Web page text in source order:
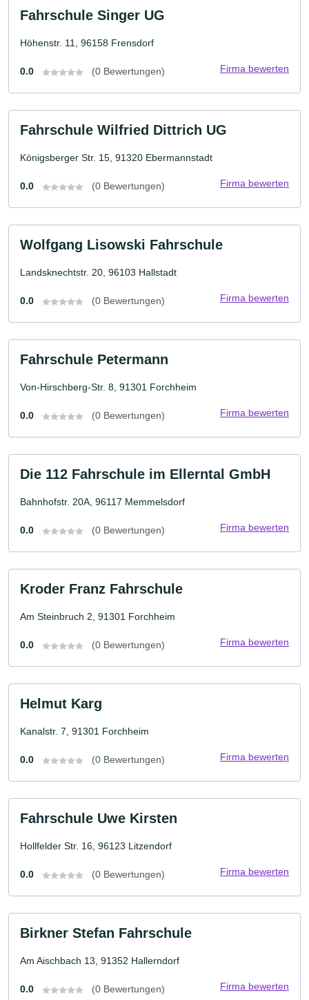
Fahrschule Singer UG
Höhenstr. 11, 96158 Frensdorf
0.0 (0 Bewertungen) Firma bewerten
Fahrschule Wilfried Dittrich UG
Königsberger Str. 15, 91320 Ebermannstadt
0.0 (0 Bewertungen) Firma bewerten
Wolfgang Lisowski Fahrschule
Landsknechtstr. 20, 96103 Hallstadt
0.0 (0 Bewertungen) Firma bewerten
Fahrschule Petermann
Von-Hirschberg-Str. 8, 91301 Forchheim
0.0 (0 Bewertungen) Firma bewerten
Die 112 Fahrschule im Ellerntal GmbH
Bahnhofstr. 20A, 96117 Memmelsdorf
0.0 (0 Bewertungen) Firma bewerten
Kroder Franz Fahrschule
Am Steinbruch 2, 91301 Forchheim
0.0 (0 Bewertungen) Firma bewerten
Helmut Karg
Kanalstr. 7, 91301 Forchheim
0.0 (0 Bewertungen) Firma bewerten
Fahrschule Uwe Kirsten
Hollfelder Str. 16, 96123 Litzendorf
0.0 (0 Bewertungen) Firma bewerten
Birkner Stefan Fahrschule
Am Aischbach 13, 91352 Hallerndorf
0.0 (0 Bewertungen) Firma bewerten